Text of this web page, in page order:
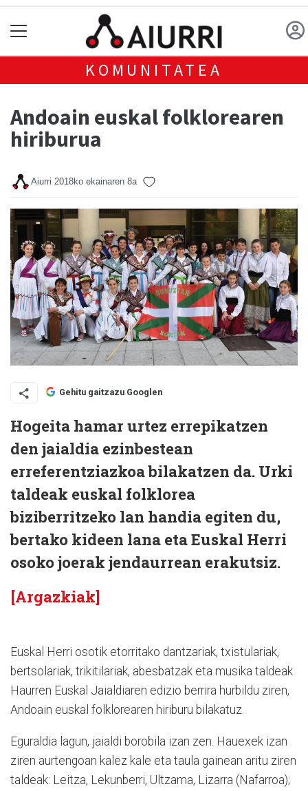
KOMUNITATEA
Andoain euskal folklorearen
hiriburua
Aiurri 2018ko ekainaren 8a
Gehitu gaitzazu Googlen
Hogeita hamar urtez errepikatzen
den jaialdia ezinbestean
erreferentziazkoa bilakatzen da. Urki
taldeak euskal folklorea
biziberritzeko lan handia egiten du,
bertako kideen lana eta Euskal Herri
osoko joerak jendaurrean erakutsiz.
[Argazkiak]
Euskal Herri osotik etorritako dantzariak, txistulariak,
bertsolariak, trikitilariak, abesbatzak eta musika taldeak
Haurren Euskal Jaialdiaren edizio berrira hurbildu ziren,
Andoain euskal folklorearen hiriburu bilakatuz.
Eguraldia lagun, jaialdi borobila izan zen. Hauexek izan
ziren aurtengoan kalez kale eta taula gainean aritu ziren
taldeak: Leitza, Lekunberri, Ultzama, Lizarra (Nafarroa);